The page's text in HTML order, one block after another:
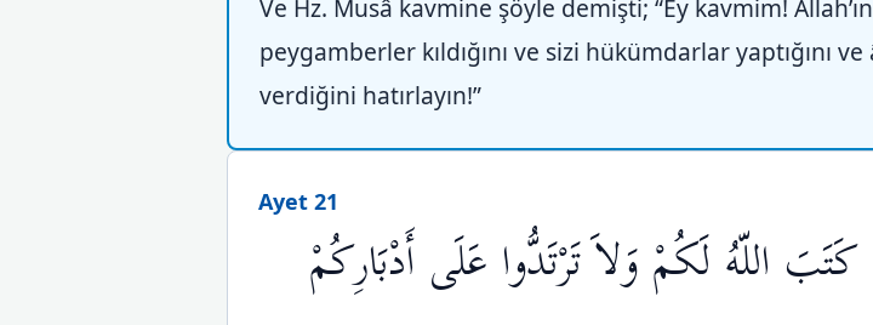
Ve Hz. Musâ kavmine şöyle demişti; “Ey kavmim!
peygamberler kıldığını ve sizi hükümdarlar yaptığını
verdiğini hatırlayın!”
Ayet 21
اللّهُ لَكُمْ وَلاَ تَرْتَدُّوا عَلَى أَدْبَارِكُمْ